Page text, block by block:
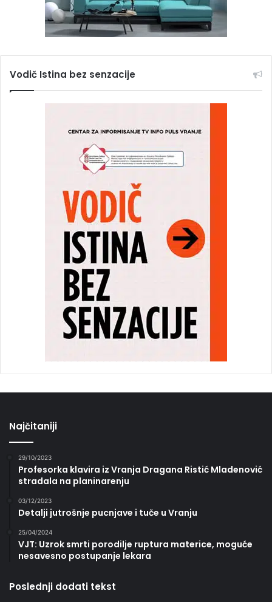
Vodič Istina bez senzacije
Najčitaniji
29/10/2023
Profesorka klavira iz Vranja Dragana Ristić Mladenović
stradala na planinarenju
03/12/2023
Detalji jutrošnje pucnjave i tuče u Vranju
25/04/2024
VJT: Uzrok smrti porodilje ruptura materice, moguće
nesavesno postupanje lekara
Poslednji dodati tekst